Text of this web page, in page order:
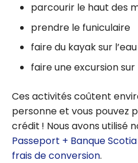
parcourir le haut des
prendre le funiculaire
faire du kayak sur
faire une excursion
Ces activités coûtent
personne et vous pouvez
crédit ! Nous avons utilisé
Passeport + Banque Scotia
frais de conversion.